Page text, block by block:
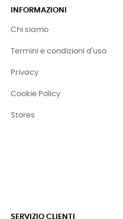
INFORMAZIONI
Chi siamo
Termini e condizioni d'uso
Privacy
Cookie Policy
Stores
SERVIZIO CLIENTI